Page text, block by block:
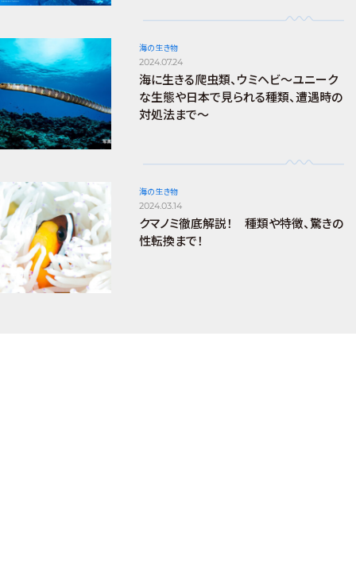
海の生き物
2024.07.24
海に生きる爬虫類、ウミヘビ～ユニーク
な生態や日本で見られる種類、遭遇時の
対処法まで～
海の生き物
2024.03.14
クマノミ徹底解説！ 種類や特徴、驚きの
性転換まで！